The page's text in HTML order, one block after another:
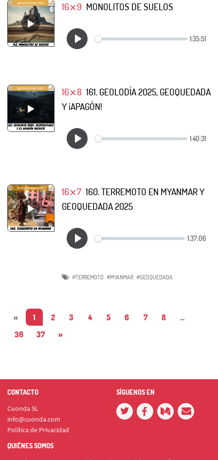
16⨯9 MONOLITOS DE SUELOS
16⨯8 161. GEOLODÍA 2025, GEOQUEDADA
Y ¡APAGÓN!
16⨯7 160. TERREMOTO EN MYANMAR Y
GEOQUEDADA 2025
#TERREMOTO #MYANMAR #GEOQUEDADA
« 1 2 3 4 5 6 7 8
...
36
37 »
CONTACTO
Cuonda SL
info@cuonda.com
Política de Privacidad
SÍGUENOS EN
QUIÉNES SOMOS